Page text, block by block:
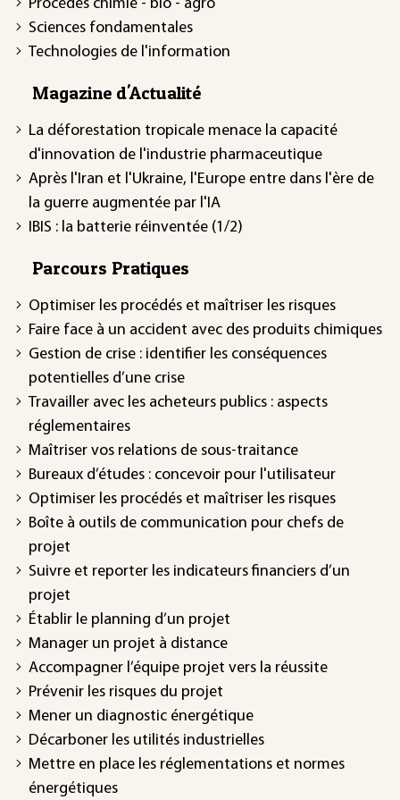
Procédés chimie - bio - agro
Sciences fondamentales
Technologies de l'information
Magazine d'Actualité
La déforestation tropicale menace la capacité
d'innovation de l'industrie pharmaceutique
Après l'Iran et l'Ukraine, l'Europe entre dans l'ère de
la guerre augmentée par l'IA
IBIS : la batterie réinventée (1/2)
Parcours Pratiques
Optimiser les procédés et maîtriser les risques
Faire face à un accident avec des produits chimiques
Gestion de crise : identifier les conséquences
potentielles d’une crise
Travailler avec les acheteurs publics : aspects
réglementaires
Maîtriser vos relations de sous-traitance
Bureaux d’études : concevoir pour l'utilisateur
Optimiser les procédés et maîtriser les risques
Boîte à outils de communication pour chefs de
projet
Suivre et reporter les indicateurs financiers d’un
projet
Établir le planning d’un projet
Manager un projet à distance
Accompagner l’équipe projet vers la réussite
Prévenir les risques du projet
Mener un diagnostic énergétique
Décarboner les utilités industrielles
Mettre en place les réglementations et normes
énergétiques